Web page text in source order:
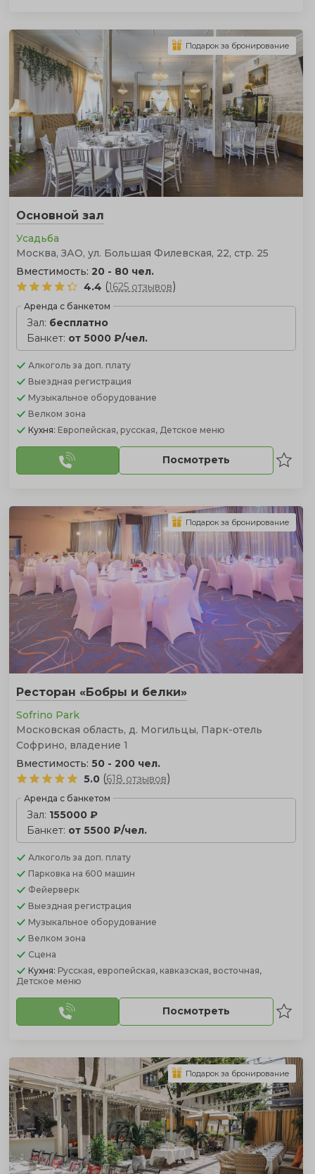
Основной зал
Усадьба
Москва, ЗАО, ул. Большая Филевская, 22, стр. 25
Вместимость: 20 - 80 чел.
4.4 (1625 отзывов)
Аренда с банкетом
Зал: бесплатно
Банкет: от 5000 ₽/чел.
Алкоголь за доп. плату
Выездная регистрация
Музыкальное оборудование
Велком зона
Кухня: Европейская, русская, Детское меню
Посмотреть
Подарок за бронирование
Ресторан «Бобры и белки»
Sofrino Park
Московская область, д. Могильцы, Парк-отель
Софрино, владение 1
Вместимость: 50 - 200 чел.
5.0 (618 отзывов)
Аренда с банкетом
Зал: 155000 ₽
Банкет: от 5500 ₽/чел.
Алкоголь за доп. плату
Парковка на 600 машин
Фейерверк
Выездная регистрация
Музыкальное оборудование
Велком зона
Сцена
Кухня: Русская, европейская, кавказская, восточная,
Детское меню
Посмотреть
Подарок за бронирование
Подарок за бронирование